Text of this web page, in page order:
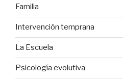
Familia
Intervención temprana
La Escuela
Psicología evolutiva